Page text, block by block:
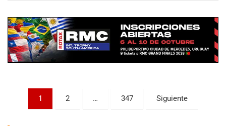
Paginación
1 2 … 347 Siguiente
Baradero (Buenos Aires)
KDO - F6
Ciudad de Trenque Lauquen (Asfalto)
Trenque Lauquen (Buenos Aires)
Parque de la Velocidad (Asfalto)
Villaguay (Entre Ríos)